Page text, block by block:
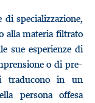
di specializzazione,
alla materia filtrato
sue esperienze di
o di pre-
traducono in un
persona offesa